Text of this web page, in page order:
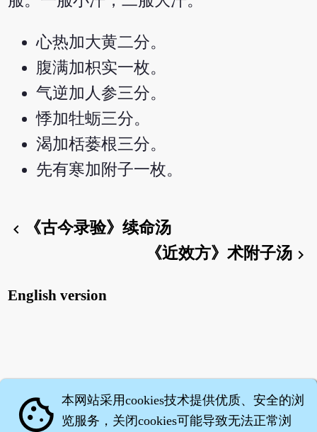
心热加大黄二分。
腹满加枳实一枚。
气逆加人参三分。
悸加牡蛎三分。
渴加栝蒌根三分。
先有寒加附子一枚。
chevron_left
《古今录验》续命汤
《近效方》术附子汤chevron_right
English version
cookie 本网站采用cookies技术提供优质、安全的浏
览服务，关闭cookies可能导致无法正常浏